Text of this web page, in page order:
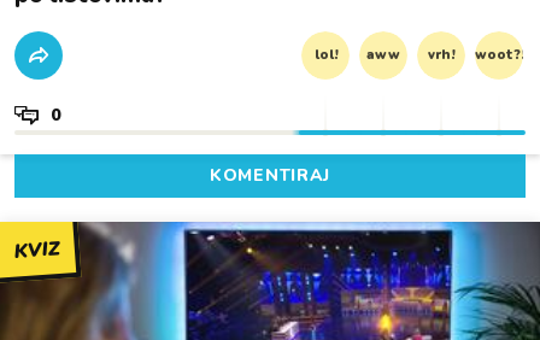
lol! aww vrh! woot?!
0
KOMENTIRAJ
KVIZ